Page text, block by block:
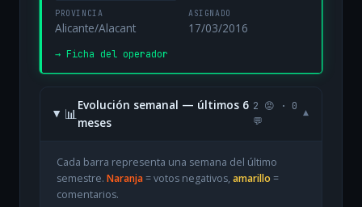
PROVINCIA
Alicante/Alacant
ASIGNADO
17/03/2016
→ Ficha del operador
📊
Evolución semanal — últimos 6
meses
2 😡 · 0
💬
▾
Cada barra representa una semana del último
semestre. Naranja= votos negativos, amarillo =
comentarios.